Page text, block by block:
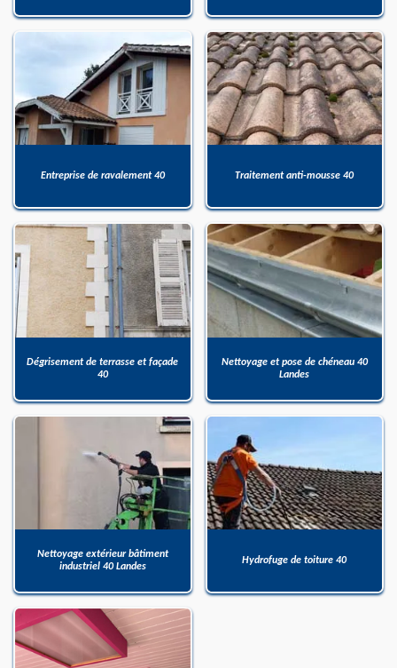
Entreprise de ravalement 40 Traitement anti-mousse 40
Dégrisement de terrasse et façade
40
Nettoyage et pose de chéneau 40
Landes
Nettoyage extérieur bâtiment
industriel 40 Landes
Hydrofuge de toiture 40